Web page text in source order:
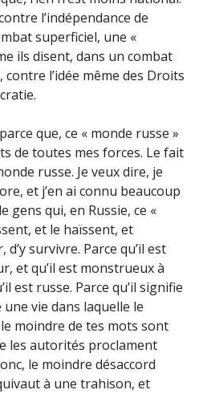
l’indépendance de
superficiel, une «
ils disent, dans un combat
l’idée même des Droits
que, ce « monde russe »
de toutes mes forces. Le fait
russe. Je veux dire, je
et j’en ai connu beaucoup
gens qui, en Russie, ce «
et le haïssent, et
survivre. Parce qu’il est
et qu’il est monstrueux à
est russe. Parce qu’il signifie
vie dans laquelle le
moindre de tes mots sont
les autorités proclament
le moindre désaccord
à une trahison, et